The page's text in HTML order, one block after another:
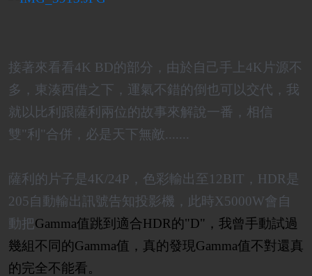
接著來看看4K BD的部分，由於自己手上4K片源不
多，東湊西借之下，運氣不錯的倒也可以交代，我
就以比利跟薩利兩位的故事來解說一番，相信
雙"利"合併，必是天下無敵.......
薩利的片子是4K/24P，色彩輸出至12BIT，HDR是
205自動輸出訊號告知投影機，此時X5000W會自
動把Gamma值跳到適合HDR的"D"，我曾手動試過
幾組不同的Gamma值，真的發現Gamma值不對還真
的完全不能看。